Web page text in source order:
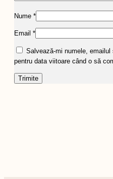
Nume *
Email *
Salvează-mi numele,
pentru data viitoare când o să